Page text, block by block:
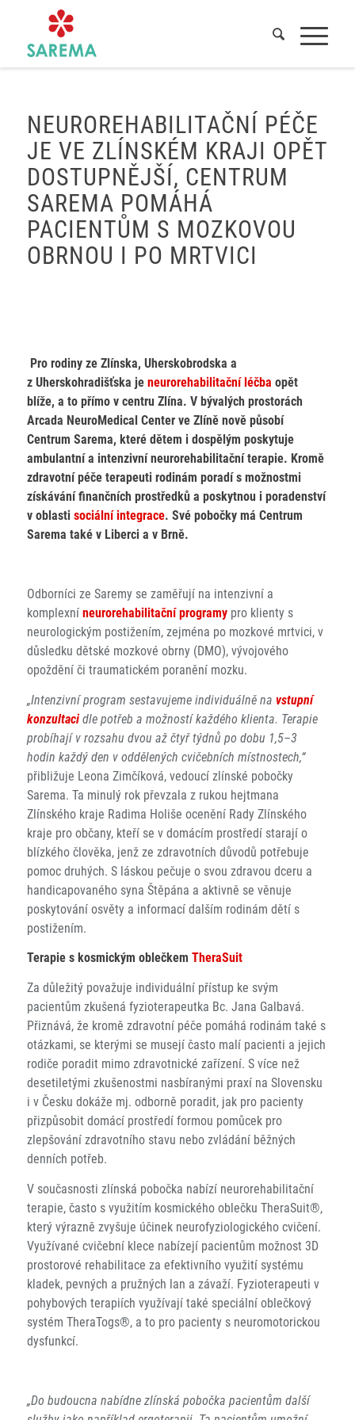
/ Novinky
NEUROREHABILITAČNÍ PÉČE
JE VE ZLÍNSKÉM KRAJI OPĚT
DOSTUPNĚJŠÍ, CENTRUM
SAREMA POMÁHÁ
PACIENTŮM S MOZKOVOU
OBRNOU I PO MRTVICI
Pro rodiny ze Zlínska, Uherskobrodska a
z Uherskohradišťska je neurorehabilitační léčba opět
blíže, a to přímo v centru Zlína. V bývalých prostorách
Arcada NeuroMedical Center ve Zlíně nově působí
Centrum Sarema, které dětem i dospělým poskytuje
ambulantní a intenzivní neurorehabilitační terapie. Kromě
zdravotní péče terapeuti rodinám poradí s možnostmi
získávání finančních prostředků a poskytnou i poradenství
v oblasti sociální integrace. Své pobočky má Centrum
Sarema také v Liberci a v Brně.
Odborníci ze Saremy se zaměřují na intenzivní a
komplexní neurorehabilitační programypro klienty s
neurologickým postižením, zejména po mozkové mrtvici, v
důsledku dětské mozkové obrny (DMO), vývojového
opoždění či traumatickém poranění mozku.
„Intenzivní program sestavujeme individuálně na vstupní
konzultacidle potřeb a možností každého klienta. Terapie
probíhají v rozsahu dvou až čtyř týdnů po dobu 1,5–3
hodin každý den v oddělených cvičebních místnostech,“
přibližuje Leona Zimčíková, vedoucí zlínské pobočky
Sarema. Ta minulý rok převzala z rukou hejtmana
Zlínského kraje Radima Holiše ocenění Rady Zlínského
kraje pro občany, kteří se v domácím prostředí starají o
blízkého člověka, jenž ze zdravotních důvodů potřebuje
pomoc druhých. S láskou pečuje o svou zdravou dceru a
handicapovaného syna Štěpána a aktivně se věnuje
poskytování osvěty a informací dalším rodinám dětí s
postižením.
Terapie s kosmickým oblečkem TheraSuit
Za důležitý považuje individuální přístup ke svým
pacientům zkušená fyzioterapeutka Bc. Jana Galbavá.
Přiznává, že kromě zdravotní péče pomáhá rodinám také s
otázkami, se kterými se musejí často malí pacienti a jejich
rodiče poradit mimo zdravotnické zařízení. S více než
desetiletými zkušenostmi nasbíranými praxí na Slovensku
i v Česku dokáže mj. odborně poradit, jak pro pacienty
přizpůsobit domácí prostředí formou pomůcek pro
zlepšování zdravotního stavu nebo zvládání běžných
denních potřeb.
V současnosti zlínská pobočka nabízí neurorehabilitační
terapie, často s využitím kosmického oblečku TheraSuit®,
který výrazně zvyšuje účinek neurofyziologického cvičení.
Využívané cvičební klece nabízejí pacientům možnost 3D
prostorové rehabilitace za efektivního využití systému
kladek, pevných a pružných lan a závaží. Fyzioterapeuti v
pohybových terapiích využívají také speciální oblečkový
systém TheraTogs®, a to pro pacienty s neuromotorickou
dysfunkcí.
„Do budoucna nabídne zlínská pobočka pacientům další